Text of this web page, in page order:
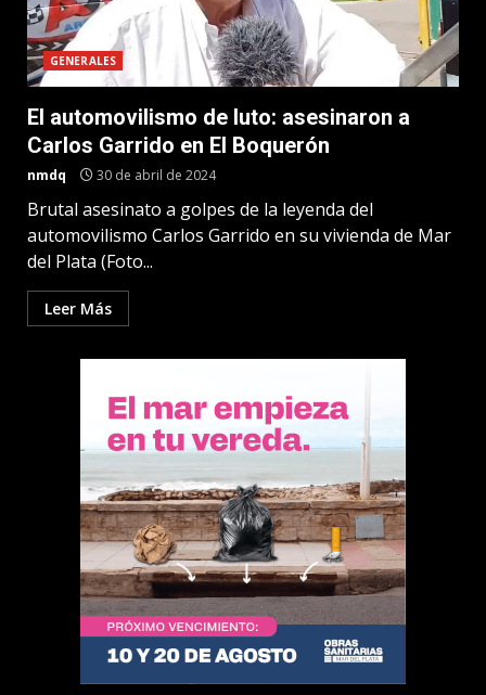
GENERALES
El automovilismo de luto: asesinaron a
Carlos Garrido en El Boquerón
nmdq 30 de abril de 2024
Brutal asesinato a golpes de la leyenda del
automovilismo Carlos Garrido en su vivienda de Mar
del Plata (Foto...
Leer Más